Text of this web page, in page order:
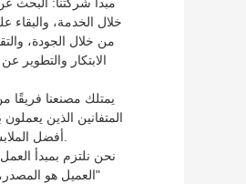
مبدأ شركتنا: البحث
خلال الخدمة، والبقاء
من خلال الجودة،
الابتكار والتطوير
يمتلك مصنعنا فريقًا
المتفانين الذين يعملون
أفضل الملابس الترويجية.
نحن نلتزم بمبدأ
"العميل هو المصدر،